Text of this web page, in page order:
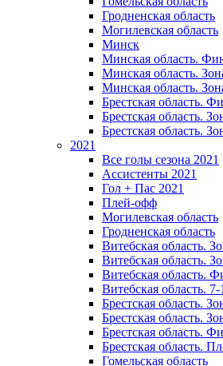
Гродненская область
Могилевская область
Минск
Mинская область.
Минская область.
Минская область.
Брестская область.
Брестская область.
Брестская область.
2021
Все голы сезона 2021
Ассистенты 2021
Гол + Пас 2021
Плей-офф
Могилевская область
Гродненская область
Витебская область.
Витебская область.
Витебская область.
Витебская область. 7-
Брестская область.
Брестская область.
Брестская область.
Брестская область.
Гомельская область